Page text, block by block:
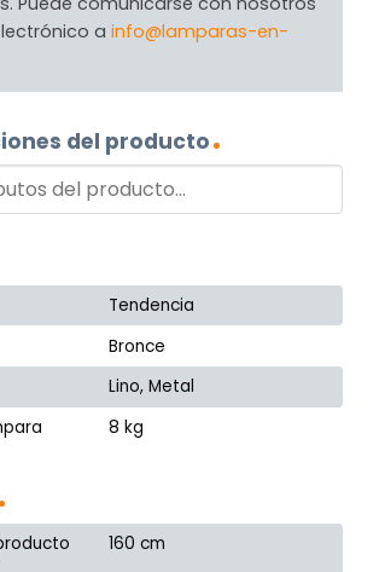
a info@lamparas-en-
del producto
Tendencia
Bronce
Lino, Metal
8 kg
160 cm